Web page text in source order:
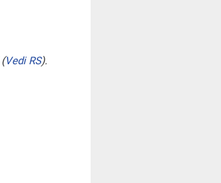
(Vedi RS).